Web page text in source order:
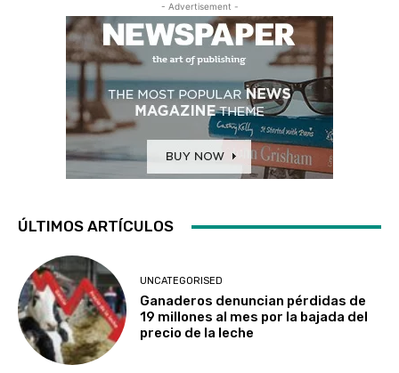
- Advertisement -
ÚLTIMOS ARTÍCULOS
UNCATEGORISED
Ganaderos denuncian pérdidas de
19 millones al mes por la bajada del
precio de la leche